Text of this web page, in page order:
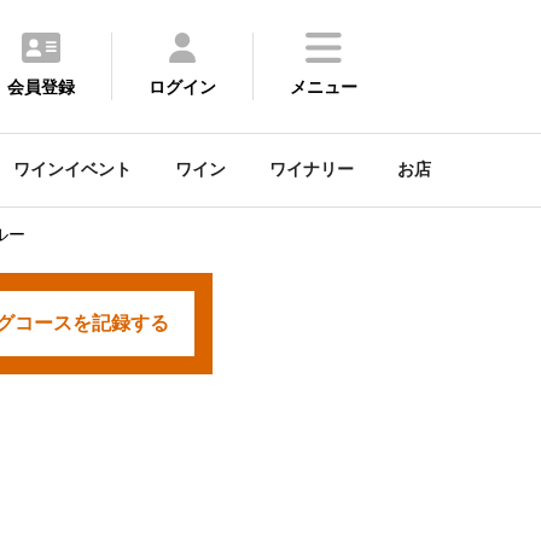
会員登録 ログイン メニュー
ワインイベント ワイン ワイナリー お店
ー
コースを記録する